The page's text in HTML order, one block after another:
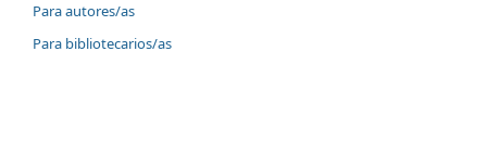
Para autores/as
Para bibliotecarios/as